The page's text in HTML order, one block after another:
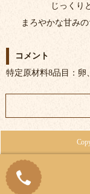
じっくり
まろやかな甘み
コメント
特定原材料8品目：卵